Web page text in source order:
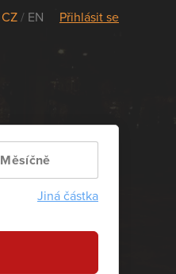
CZ / EN Přihlásit se
Měsíčně
Jiná částka